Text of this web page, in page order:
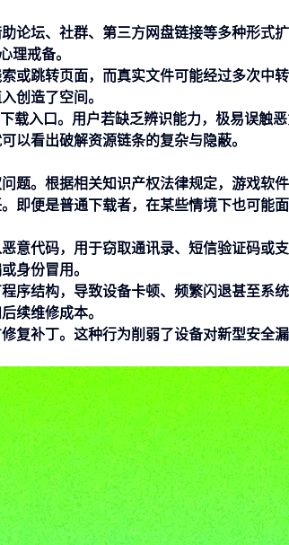
论坛、社群、第三方网盘链接等多种形式
理戒备。
或跳转页面，而真实文件可能经过多次中
创造了空间。
载入口。用户若缺乏辨识能力，极易误触
以看出破解资源链条的复杂与隐蔽。
题。根据相关知识产权法律规定，游戏软
即便是普通下载者，在某些情境下也可能
意代码，用于窃取通讯录、短信验证码或
身份冒用。
序结构，导致设备卡顿、频繁闪退甚至系
续维修成本。
复补丁。这种行为削弱了设备对新型安全